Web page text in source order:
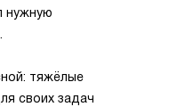
нужную
тяжёлые
своих задач